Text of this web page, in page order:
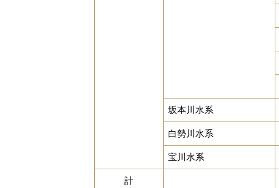
坂本川水系
白勢川水系
宝川水系
計